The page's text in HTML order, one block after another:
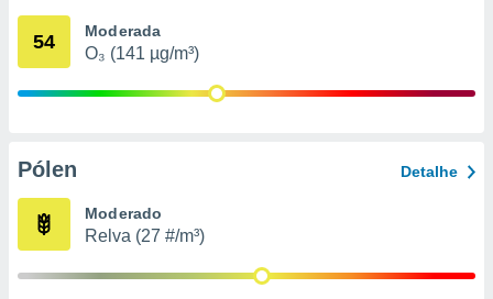
através
estudos
54 Moderada
O₃ (141 µg/m³)
Pólen Detalhe
Moderado
Relva (27 #/m³)